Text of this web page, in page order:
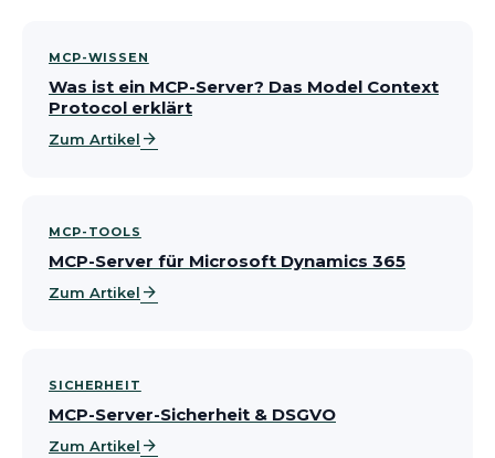
MCP-WISSEN
Was ist ein MCP-Server? Das Model Context
Protocol erklärt
Zum Artikel arrow_forward
MCP-TOOLS
MCP-Server für Microsoft Dynamics 365
Zum Artikel arrow_forward
SICHERHEIT
MCP-Server-Sicherheit & DSGVO
Zum Artikel arrow_forward